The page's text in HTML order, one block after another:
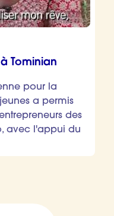
Tominian
pour la
a permis
des
avec l'appui du